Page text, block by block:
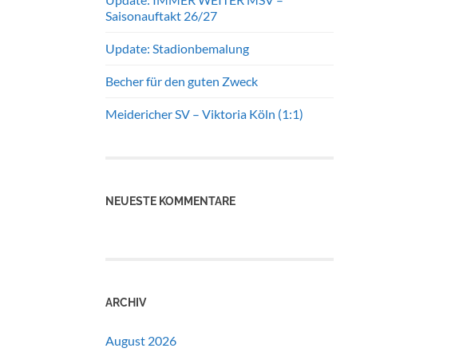
Saisonauftakt 26/27
Update: Stadionbemalung
Becher für den guten Zweck
Meidericher SV – Viktoria Köln (1:1)
NEUESTE KOMMENTARE
ARCHIV
August 2026